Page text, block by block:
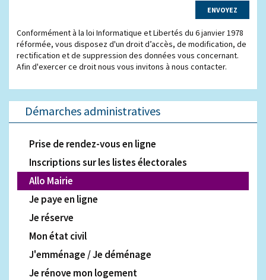
Conformément à la loi Informatique et Libertés du 6 janvier 1978
réformée, vous disposez d'un droit d’accès, de modification, de
rectification et de suppression des données vous concernant.
Afin d'exercer ce droit nous vous invitons à nous contacter.
Démarches administratives
Prise de rendez-vous en ligne
Inscriptions sur les listes électorales
Allo Mairie
Je paye en ligne
Je réserve
Mon état civil
J'emménage / Je déménage
Je rénove mon logement